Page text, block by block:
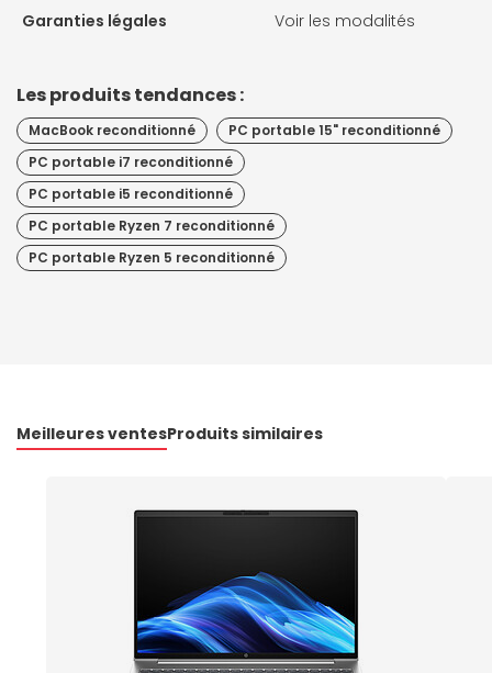
Garanties légales
Voir les modalités
Les produits tendances :
MacBook reconditionné
PC portable 15" reconditionné
PC portable i7 reconditionné
PC portable i5 reconditionné
PC portable Ryzen 7 reconditionné
PC portable Ryzen 5 reconditionné
Meilleures ventesProduits similaires